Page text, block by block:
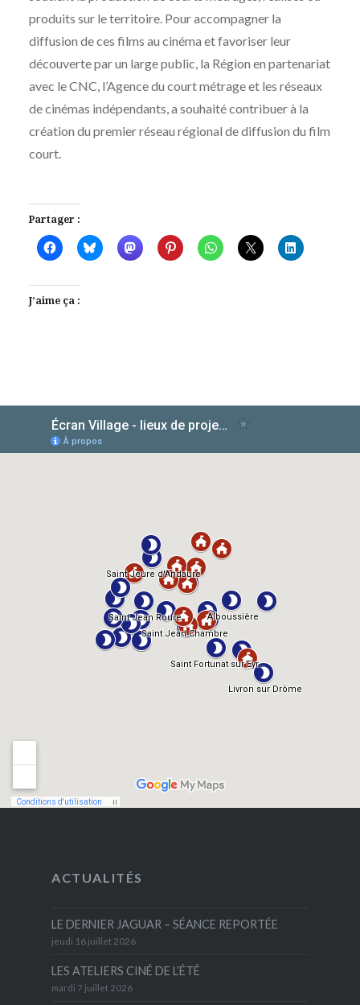
produits sur le territoire. Pour accompagner la
diffusion de ces films au cinéma et favoriser leur
découverte par un large public, la Région en partenariat
avec le CNC, l’Agence du court métrage et les réseaux
de cinémas indépendants, a souhaité contribuer à la
création du premier réseau régional de diffusion du film
court.
Partager :
J’aime ça :
ACTUALITÉS
LE DERNIER JAGUAR – SÉANCE REPORTÉE
jeudi 16 juillet 2026
LES ATELIERS CINÉ DE L’ÉTÉ
mardi 7 juillet 2026